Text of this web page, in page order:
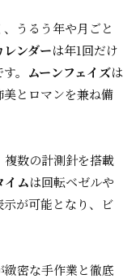
うるう年や月ごと
ンダーは年1回だけ
。 ムーンフェイズは
とロマンを兼ね備
複数の計測針を搭載
イムは回転ベゼルや
が可能となり、ビ
密な手作業と徹底